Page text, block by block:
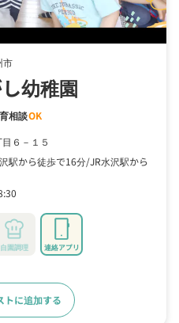
市
幼稚園
相談OK
６－１５
駅から徒歩で16分 JR水沢駅から
自園調理 連絡アプリ
トに追加する